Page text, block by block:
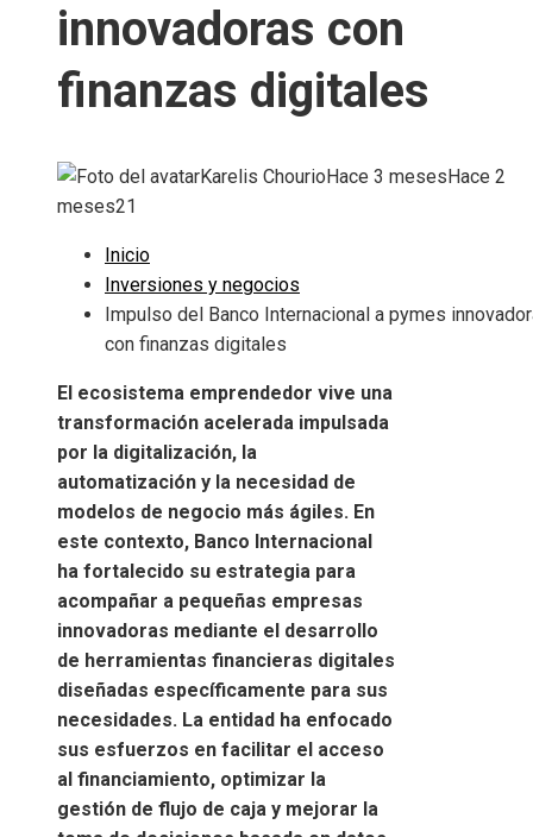
innovadoras con
finanzas digitales
Karelis Chourio Hace 3 meses Hace 2
meses21
Inicio
Inversiones y negocios
Impulso del Banco Internacional a pymes
con finanzas digitales
El ecosistema emprendedor vive una
transformación acelerada impulsada
por la digitalización, la
automatización y la necesidad de
modelos de negocio más ágiles. En
este contexto, Banco Internacional
ha fortalecido su estrategia para
acompañar a pequeñas empresas
innovadoras mediante el desarrollo
de herramientas financieras digitales
diseñadas específicamente para sus
necesidades. La entidad ha enfocado
sus esfuerzos en facilitar el acceso
al financiamiento, optimizar la
gestión de flujo de caja y mejorar la